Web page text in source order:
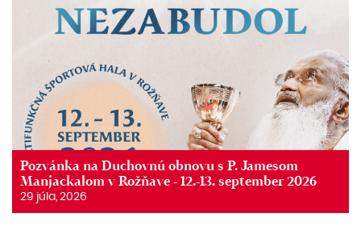
Pozvánka na Duchovnú obnovu s P. Jamesom
Manjackalom v Rožňave - 12.-13. september 2026
29 júla, 2026